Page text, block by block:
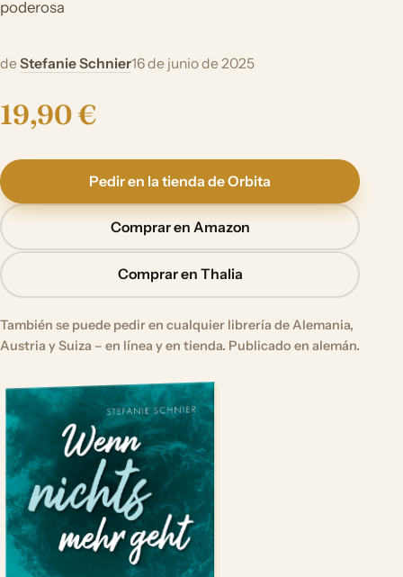
poderosa
deStefanie Schnier16 de junio de 2025
19,90 €
Pedir en la tienda de Orbita
Comprar en Amazon
Comprar en Thalia
También se puede pedir en cualquier librería de Alemania,
Austria y Suiza – en línea y en tienda. Publicado en alemán.